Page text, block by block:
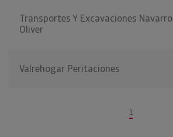
Transportes Y Excavaciones Navarro
Oliver
Valrehogar Peritaciones
1